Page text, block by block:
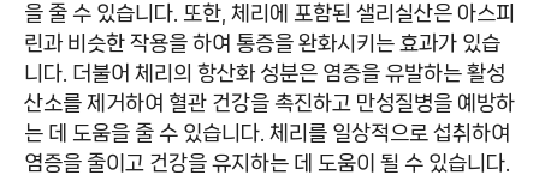
을 줄 수 있습니다. 또한, 체리에 포함된 샐리실산은 아스피
린과 비슷한 작용을 하여 통증을 완화시키는 효과가 있습
니다. 더불어 체리의 항산화 성분은 염증을 유발하는 활성
산소를 제거하여 혈관 건강을 촉진하고 만성질병을 예방하
는 데 도움을 줄 수 있습니다. 체리를 일상적으로 섭취하여
염증을 줄이고 건강을 유지하는 데 도움이 될 수 있습니다.